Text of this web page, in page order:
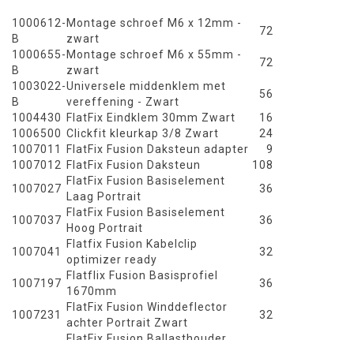
1000612-
B
Montage schroef M6 x 12mm -
zwart
72
1000655-
B
Montage schroef M6 x 55mm -
zwart
72
1003022-
B
Universele middenklem met
vereffening - Zwart
56
1004430
FlatFix Eindklem 30mm Zwart
16
1006500 Clickfit kleurkap 3/8 Zwart
24
1007011
FlatFix Fusion Daksteun adapter
9
1007012
FlatFix Fusion Daksteun
108
1007027
FlatFix Fusion Basiselement
Laag Portrait
36
1007037
FlatFix Fusion Basiselement
Hoog Portrait
36
1007041
Flatfix Fusion Kabelclip
optimizer ready
32
1007197
Flatflix Fusion Basisprofiel
1670mm
36
1007231
FlatFix Fusion Winddeflector
achter Portrait Zwart
32